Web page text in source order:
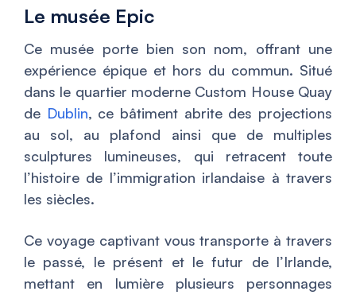
Le musée Epic
Ce musée porte bien son nom, offrant une
expérience épique et hors du commun. Situé
dans le quartier moderne Custom House Quay
de Dublin, ce bâtiment abrite des projections
au sol, au plafond ainsi que de multiples
sculptures lumineuses, qui retracent toute
l’histoire de l’immigration irlandaise à travers
les siècles.
Ce voyage captivant vous transporte à travers
le passé, le présent et le futur de l’Irlande,
mettant en lumière plusieurs personnages